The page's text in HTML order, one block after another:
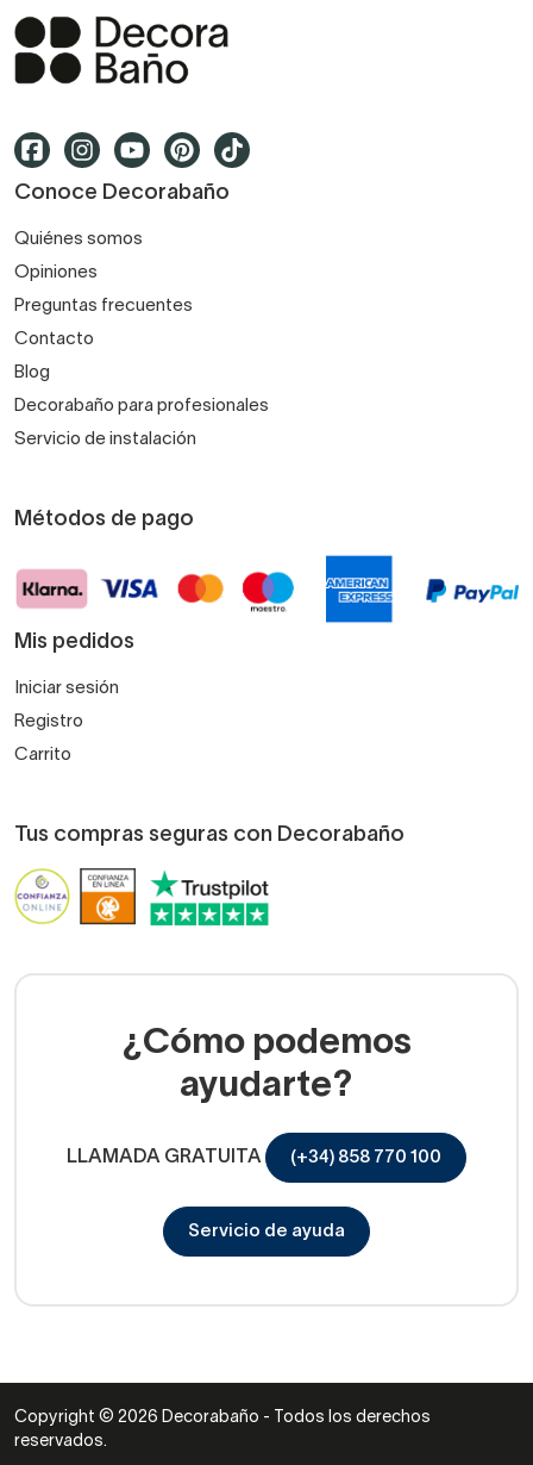
Conoce Decorabaño
Quiénes somos
Opiniones
Preguntas frecuentes
Contacto
Blog
Decorabaño para profesionales
Servicio de instalación
Métodos de pago
Mis pedidos
Iniciar sesión
Registro
Carrito
Tus compras seguras con Decorabaño
¿Cómo podemos
ayudarte?
LLAMADA GRATUITA (+34) 858 770 100
Servicio de ayuda
Copyright © 2026 Decorabaño - Todos los derechos
reservados.